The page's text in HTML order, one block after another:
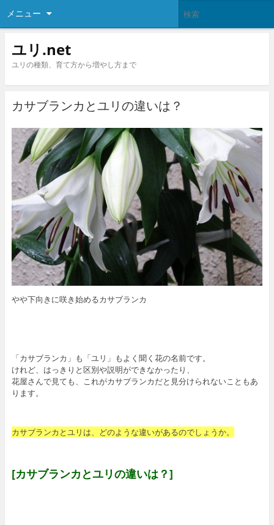
メニュー
ユリ.net
ユリの種類、育て方から増やし方まで
カサブランカとユリの違いは？
やや下向きに咲き始めるカサブランカ
「カサブランカ」も「ユリ」もよく聞く花の名前です。
けれど、はっきりと区別や説明ができなかったり、
花屋さんで見ても、これがカサブランカだと見分けられないこともあ
ります。
カサブランカとユリは、どのような違いがあるのでしょうか。
[カサブランカとユリの違いは？]